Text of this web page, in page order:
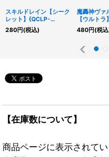
スキルドレイン【シーク
レット】{QCLP-
JP025}《罠》
280円(税込)
魔轟神ヴァ
【ウルト
JP036}《シ
480円(税
【在庫数について】
商品ページに表示されて